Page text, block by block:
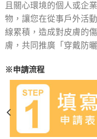
且關心環境的個人或企
物，讓您在從事戶外活
線累積，造成對皮膚的
膚，共同推廣「穿戴防
※申請流程